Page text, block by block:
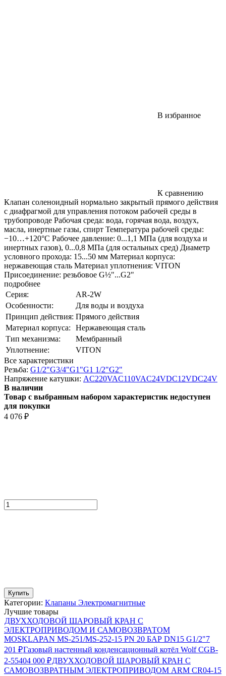
В избранное
К сравнению
Клапан соленоидный нормально закрытый прямого действия
с диафрагмой для управления потоком рабочей среды в
трубопроводе Рабочая среда: вода, горячая вода, воздух,
масла, инертные газы, спирт Температура рабочей среды:
−10…+120°С Рабочее давление: 0...1,1 МПа (для воздуха и
инертных газов), 0...0,8 МПа (для остальных сред) Диаметр
условного прохода: 15...50 мм Материал корпуса:
нержавеющая сталь Материал уплотнения: VITON
Присоединение: резьбовое G½"...G2"
подробнее
Серия:
AR-2W
Особенности:
Для воды и воздуха
Принцип действия: Прямого действия
Материал корпуса:
Нержавеющая сталь
Тип механизма:
Мембранный
Уплотнение:
VITON
Все характеристики
Резьба: G1/2"G3/4"G1"G1 1/2"G2"
Напряжение катушки: AC220VAC110VAC24VDC12VDC24V
В наличии
Товар с выбранным набором характеристик недоступен
для покупки
4 076 ₽
Купить
Категории: Клапаны Электромагнитные
Лучшие товары
ДВУХХОДОВОЙ ШАРОВЫЙ КРАН С
ЭЛЕКТРОПРИВОДОМ И САМОВОЗВРАТОМ
MOSKLAPAN MS-251/MS-252-15 PN 20 БАР DN15 G1/2"7
201 ₽Газовый настенный конденсационный котёл Wolf CGB-
2-55404 000 ₽ДВУХХОДОВОЙ ШАРОВЫЙ КРАН С
САМОВОЗВРАТНЫМ ЭЛЕКТРОПРИВОДОМ ARM CR04-15